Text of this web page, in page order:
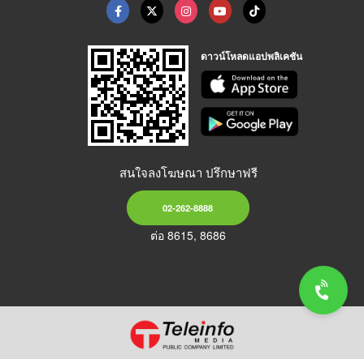
ดาวน์โหลดแอปพลิเคชัน
สนใจลงโฆษณา ปรึกษาฟรี
02-262-8888
ต่อ 8615, 8686